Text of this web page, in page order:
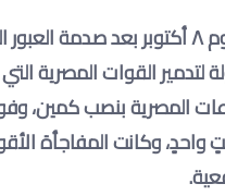
شعرت بالفخر وأنا أشاهد مشهد يوم
القوات المصرية
المصرية بنصب كمين،
وكانت المفاجأة الأقوى
.